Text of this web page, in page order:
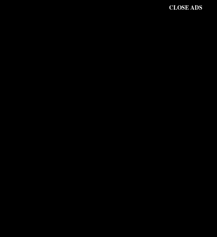
CLOSE ADS